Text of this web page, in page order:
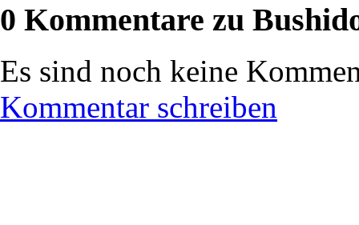
0 Kommentare zu
Es sind noch keine
Kommentar schreiben